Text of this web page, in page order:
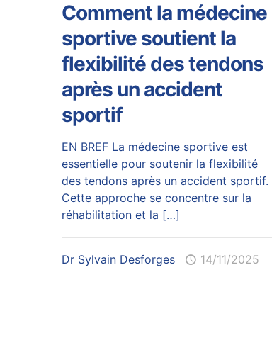
Comment la médecine
sportive soutient la
flexibilité des tendons
après un accident
sportif
EN BREF La médecine sportive est
essentielle pour soutenir la flexibilité
des tendons après un accident sportif.
Cette approche se concentre sur la
réhabilitation et la […]
Dr Sylvain Desforges 14/11/2025